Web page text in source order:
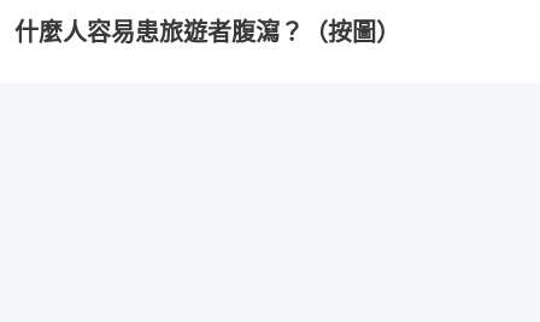
什麼人容易患旅遊者腹瀉？（按圖）